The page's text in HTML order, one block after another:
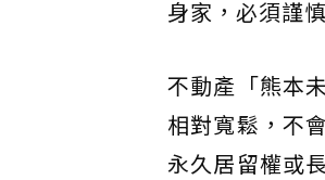
身家，必須謹
不動產「熊本
相對寬鬆，不
永久居留權或